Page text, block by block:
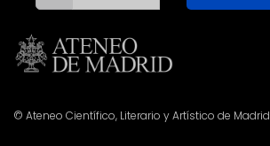
© Ateneo Científico, Literario y Artístico de Madrid